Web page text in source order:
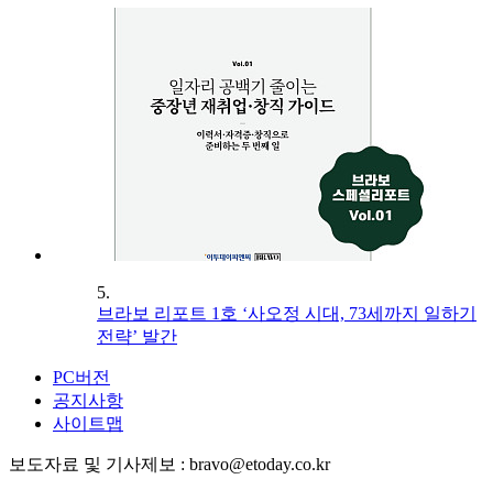
5.
브라보 리포트 1호 ‘사오정 시대, 73세까지 일하기
전략’ 발간
PC버전
공지사항
사이트맵
보도자료 및 기사제보 : bravo@etoday.co.kr